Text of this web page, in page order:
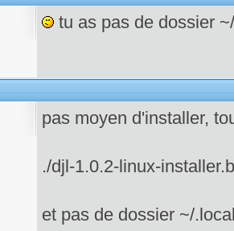
tu as pas de dossier
pas moyen d'installer,
./djl-1.0.2-linux-
et pas de dossier ~/